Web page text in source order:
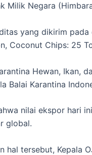
Milik Negara
yang dikirim
Coconut Chips: 25
Hewan, Ikan,
Balai Karantina
nilai ekspor hari
global.
hal tersebut, Kepala